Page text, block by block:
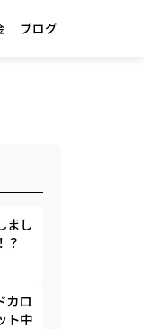
ブログ
まし
？
カロ
ト中